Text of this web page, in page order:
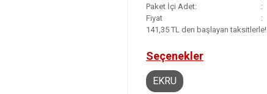
Paket İçi Adet:
Fiyat
141,35 TL den başlayan taksitlerle!
Seçenekler
EKRU